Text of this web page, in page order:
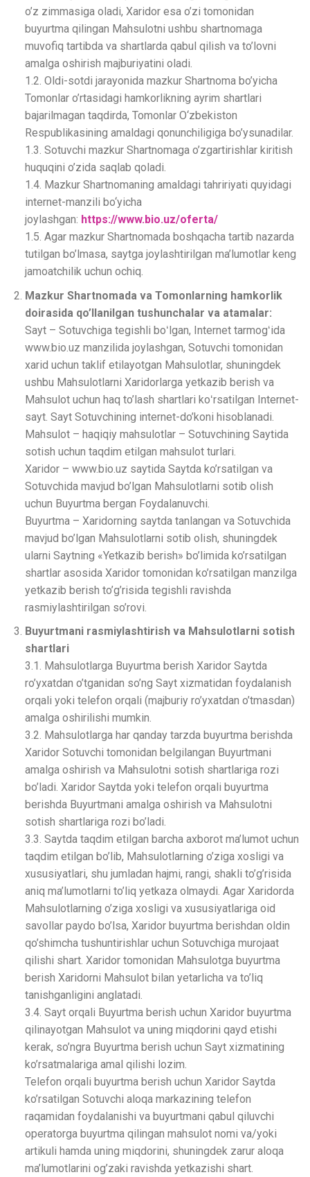
o’z zimmasiga oladi, Xaridor esa o’zi tomonidan
buyurtma qilingan Mahsulotni ushbu shartnomaga
muvofiq tartibda va shartlarda qabul qilish va to’lovni
amalga oshirish majburiyatini oladi.
1.2. Oldi-sotdi jarayonida mazkur Shartnoma bo’yicha
Tomonlar o’rtasidagi hamkorlikning ayrim shartlari
bajarilmagan taqdirda, Tomonlar O‘zbekiston
Respublikasining amaldagi qonunchiligiga bo’ysunadilar.
1.3. Sotuvchi mazkur Shartnomaga o’zgartirishlar kiritish
huquqini o’zida saqlab qoladi.
1.4. Mazkur Shartnomaning amaldagi tahririyati quyidagi
internet-manzili bo‘yicha
joylashgan: https://www.bio.uz/oferta/
1.5. Agar mazkur Shartnomada boshqacha tartib nazarda
tutilgan bo’lmasa, saytga joylashtirilgan ma’lumotlar keng
jamoatchilik uchun ochiq.
Mazkur Shartnomada va Tomonlarning hamkorlik
doirasida qo’llanilgan tushunchalar va atamalar:
Sayt – Sotuvchiga tegishli boʻlgan, Internet tarmogʻida
www.bio.uz manzilida joylashgan, Sotuvchi tomonidan
xarid uchun taklif etilayotgan Mahsulotlar, shuningdek
ushbu Mahsulotlarni Xaridorlarga yetkazib berish va
Mahsulot uchun haq to’lash shartlari koʻrsatilgan Internet-
sayt. Sayt Sotuvchining internet-do’koni hisoblanadi.
Mahsulot – haqiqiy mahsulotlar – Sotuvchining Saytida
sotish uchun taqdim etilgan mahsulot turlari.
Xaridor – www.bio.uz saytida Saytda ko’rsatilgan va
Sotuvchida mavjud bo’lgan Mahsulotlarni sotib olish
uchun Buyurtma bergan Foydalanuvchi.
Buyurtma – Xaridorning saytda tanlangan va Sotuvchida
mavjud bo’lgan Mahsulotlarni sotib olish, shuningdek
ularni Saytning «Yetkazib berish» bo’limida ko’rsatilgan
shartlar asosida Xaridor tomonidan ko’rsatilgan manzilga
yetkazib berish to’g’risida tegishli ravishda
rasmiylashtirilgan so’rovi.
Buyurtmani rasmiylashtirish va Mahsulotlarni sotish
shartlari
3.1. Mahsulotlarga Buyurtma berish Xaridor Saytda
ro’yxatdan o’tganidan so’ng Sayt xizmatidan foydalanish
orqali yoki telefon orqali (majburiy ro’yxatdan o’tmasdan)
amalga oshirilishi mumkin.
3.2. Mahsulotlarga har qanday tarzda buyurtma berishda
Xaridor Sotuvchi tomonidan belgilangan Buyurtmani
amalga oshirish va Mahsulotni sotish shartlariga rozi
bo’ladi. Xaridor Saytda yoki telefon orqali buyurtma
berishda Buyurtmani amalga oshirish va Mahsulotni
sotish shartlariga rozi bo’ladi.
3.3. Saytda taqdim etilgan barcha axborot ma’lumot uchun
taqdim etilgan bo’lib, Mahsulotlarning o’ziga xosligi va
xususiyatlari, shu jumladan hajmi, rangi, shakli to’g’risida
aniq ma’lumotlarni to’liq yetkaza olmaydi. Agar Xaridorda
Mahsulotlarning o’ziga xosligi va xususiyatlariga oid
savollar paydo bo’lsa, Xaridor buyurtma berishdan oldin
qo’shimcha tushuntirishlar uchun Sotuvchiga murojaat
qilishi shart. Xaridor tomonidan Mahsulotga buyurtma
berish Xaridorni Mahsulot bilan yetarlicha va to’liq
tanishganligini anglatadi.
3.4. Sayt orqali Buyurtma berish uchun Xaridor buyurtma
qilinayotgan Mahsulot va uning miqdorini qayd etishi
kerak, so’ngra Buyurtma berish uchun Sayt xizmatining
ko’rsatmalariga amal qilishi lozim.
Telefon orqali buyurtma berish uchun Xaridor Saytda
ko’rsatilgan Sotuvchi aloqa markazining telefon
raqamidan foydalanishi va buyurtmani qabul qiluvchi
operatorga buyurtma qilingan mahsulot nomi va/yoki
artikuli hamda uning miqdorini, shuningdek zarur aloqa
ma’lumotlarini og’zaki ravishda yetkazishi shart.